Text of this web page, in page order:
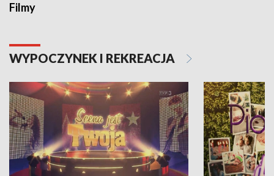
Filmy
WYPOCZYNEK I REKREACJA